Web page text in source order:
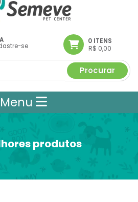
se
0 ITENS
R$ 0,00
Procurar
Menu
produtos